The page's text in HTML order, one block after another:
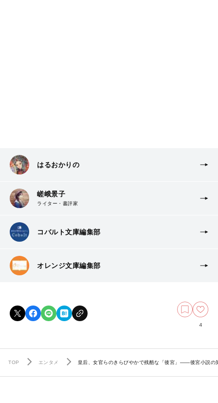
はるおかりの
嵯峨景子
ライター・書評家
コバルト文庫編集部
オレンジ文庫編集部
4
TOP エンタメ 皇后、女官らのきらびやかで残酷な「後宮」――後宮小説